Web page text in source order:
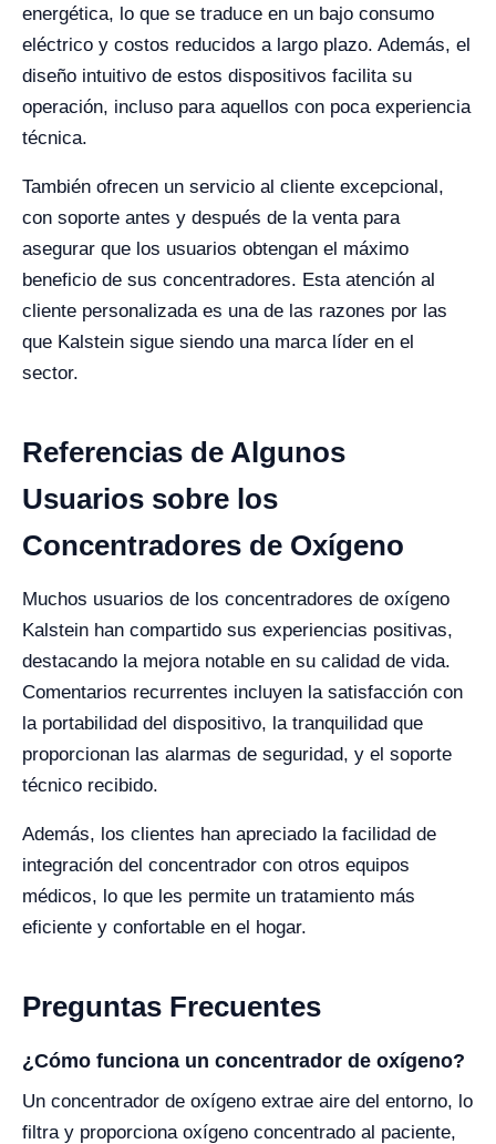
energética, lo que se traduce en un bajo consumo
eléctrico y costos reducidos a largo plazo. Además, el
diseño intuitivo de estos dispositivos facilita su
operación, incluso para aquellos con poca experiencia
técnica.
También ofrecen un servicio al cliente excepcional,
con soporte antes y después de la venta para
asegurar que los usuarios obtengan el máximo
beneficio de sus concentradores. Esta atención al
cliente personalizada es una de las razones por las
que Kalstein sigue siendo una marca líder en el
sector.
Referencias de Algunos
Usuarios sobre los
Concentradores de Oxígeno
Muchos usuarios de los concentradores de oxígeno
Kalstein han compartido sus experiencias positivas,
destacando la mejora notable en su calidad de vida.
Comentarios recurrentes incluyen la satisfacción con
la portabilidad del dispositivo, la tranquilidad que
proporcionan las alarmas de seguridad, y el soporte
técnico recibido.
Además, los clientes han apreciado la facilidad de
integración del concentrador con otros equipos
médicos, lo que les permite un tratamiento más
eficiente y confortable en el hogar.
Preguntas Frecuentes
¿Cómo funciona un concentrador de oxígeno?
Un concentrador de oxígeno extrae aire del entorno, lo
filtra y proporciona oxígeno concentrado al paciente,